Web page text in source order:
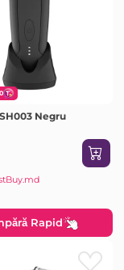
Negru
Rapid